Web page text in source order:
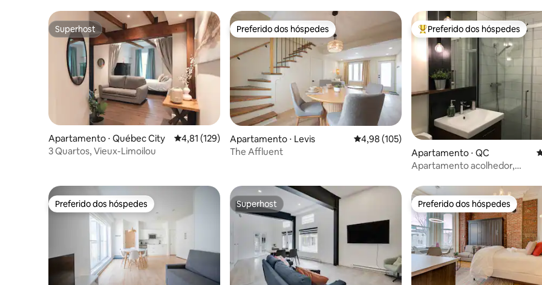
Superhost
Superhost
Apartamento ⋅ Québec City 4,81 de uma avaliação média de 5, 129 avaliações
4,81 (129)
3 Quartos, Vieux-Limoilou
Preferido dos hóspedes
Preferido dos hóspedes
Apartamento ⋅ Levis 4,98 de uma avaliação média de 5, 105
4,98 (105)
The Affluent
Entre os melhores preferidos
Preferido dos hóspedes
Apartamento ⋅ QC
Apartamento acolhedor,
Preferido dos hóspedes
Preferido dos hóspedes Superhost
Superhost Preferido dos hóspedes
Preferido dos hóspedes